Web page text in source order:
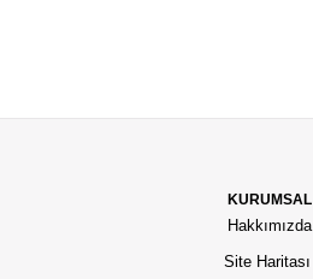
KURUMSAL
Hakkımızda
Site Haritası